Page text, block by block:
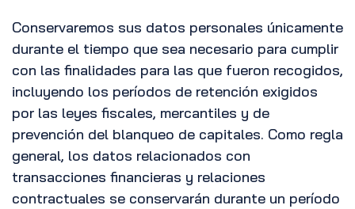
Conservaremos sus datos personales únicamente
durante el tiempo que sea necesario para cumplir
con las finalidades para las que fueron recogidos,
incluyendo los períodos de retención exigidos
por las leyes fiscales, mercantiles y de
prevención del blanqueo de capitales. Como regla
general, los datos relacionados con
transacciones financieras y relaciones
contractuales se conservarán durante un período